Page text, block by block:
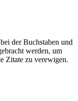
der Buchstaben und
werden, um
Zitate zu verewigen.